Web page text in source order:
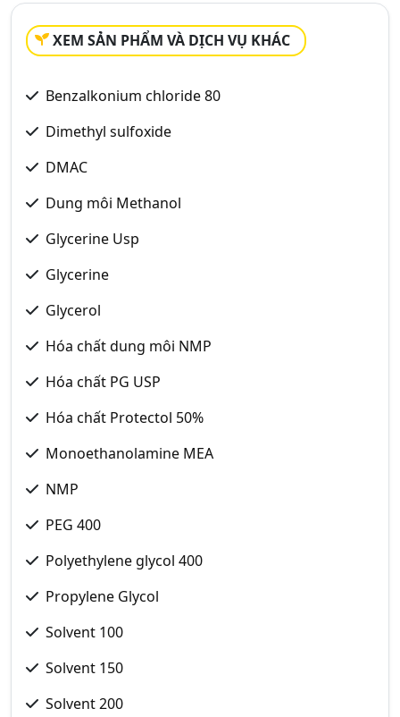
XEM SẢN PHẨM VÀ DỊCH VỤ KHÁC
Benzalkonium chloride 80
Dimethyl sulfoxide
DMAC
Dung môi Methanol
Glycerine Usp
Glycerine
Glycerol
Hóa chất dung môi NMP
Hóa chất PG USP
Hóa chất Protectol 50%
Monoethanolamine MEA
NMP
PEG 400
Polyethylene glycol 400
Propylene Glycol
Solvent 100
Solvent 150
Solvent 200